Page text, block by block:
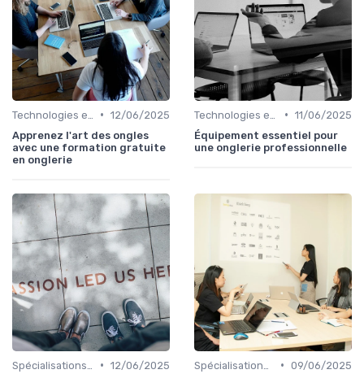
• 12/06/2025
Apprenez l'art des ongles
avec une formation gratuite
en onglerie
• 11/06/2025
Équipement essentiel pour
une onglerie professionnelle
• 12/06/2025
• 09/06/2025